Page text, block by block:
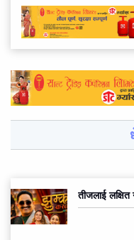
तीजलाई